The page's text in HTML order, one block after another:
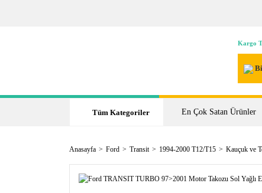
Kargo
Tüm Kategoriler En Çok Satan Ürünler
Anasayfa Ford Transit 1994-2000 T12/T15 Kauçuk ve